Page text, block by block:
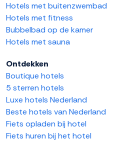
Hotels met buitenzwembad
Hotels met fitness
Bubbelbad op de kamer
Hotels met sauna
Ontdekken
Boutique hotels
5 sterren hotels
Luxe hotels Nederland
Beste hotels van Nederland
Fiets opladen bij hotel
Fiets huren bij het hotel